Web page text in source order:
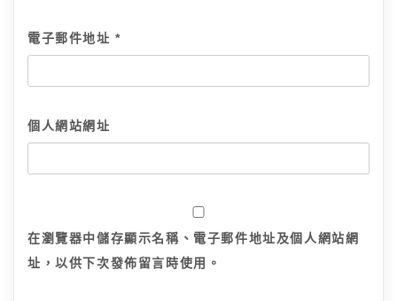
電子郵件地址*
個人網站網址
在瀏覽器中儲存顯示名稱、電子郵件地址及個人網站網
址，以供下次發佈留言時使用。